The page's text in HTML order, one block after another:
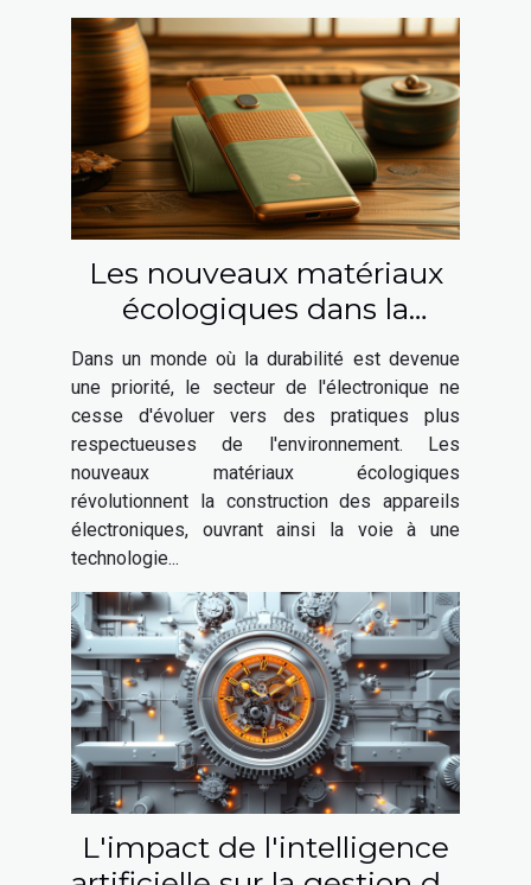
Les nouveaux matériaux
écologiques dans la
construction des appareils
électroniques
Dans un monde où la durabilité est devenue
une priorité, le secteur de l'électronique ne
cesse d'évoluer vers des pratiques plus
respectueuses de l'environnement. Les
nouveaux matériaux écologiques
révolutionnent la construction des appareils
électroniques, ouvrant ainsi la voie à une
technologie...
L'impact de l'intelligence